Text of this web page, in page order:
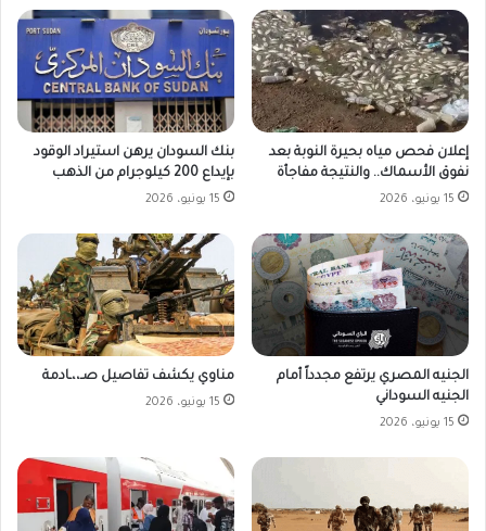
إعلان فحص مياه بحيرة النوبة بعد
نفوق الأسماك.. والنتيجة مفاجأة
15 يونيو، 2026
بنك السودان يرهن استيراد الوقود
بإيداع 200 كيلوجرام من الذهب
15 يونيو، 2026
الجنيه المصري يرتفع مجدداً أمام
الجنيه السوداني
15 يونيو، 2026
مناوي يكشف تفاصيل صـ،،ـادمة
15 يونيو، 2026